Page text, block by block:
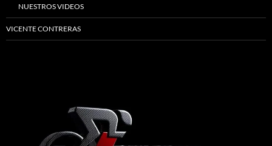
NUESTROS VIDEOS
VICENTE CONTRERAS